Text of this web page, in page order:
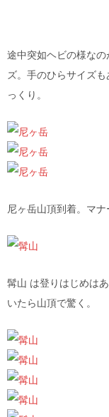
途中突如ヘビの様な
ズ。手のひらサイズ
っくり。
尼ヶ岳山頂到着。マ
髯山 は登りはじめは
いたら山頂で驚く。